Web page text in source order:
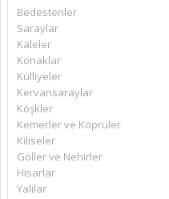
Bedestenler
Saraylar
Kaleler
Konaklar
Külliyeler
Kervansaraylar
Köşkler
Kemerler ve Köprüler
Kiliseler
Göller ve Nehirler
Hisarlar
Yalılar